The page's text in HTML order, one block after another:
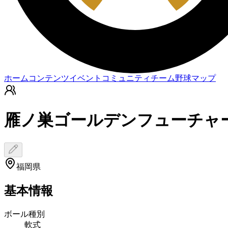
ホーム コンテンツイベント コミュニティチーム野球マップ
雁ノ巣ゴールデンフューチャ
福岡県
基本情報
ボール種別
軟式